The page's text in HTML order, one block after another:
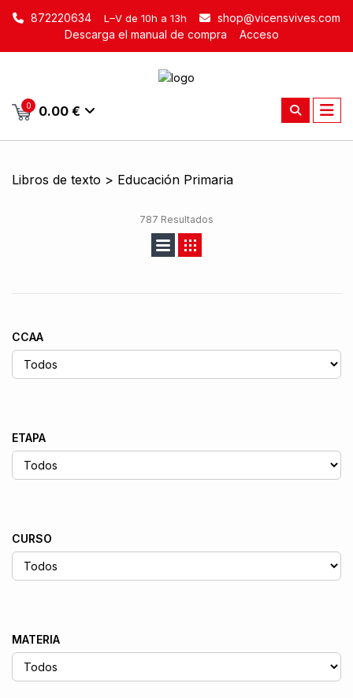
872220634 L–V de 10h a 13h
shop@vicensvives.com
Descarga el manual de compra
Acceso
0 0.00 €
Libros de texto > Educación Primaria
787 Resultados
CCAA
ETAPA
CURSO
MATERIA